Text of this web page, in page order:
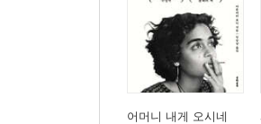
어머니 내게 오시네